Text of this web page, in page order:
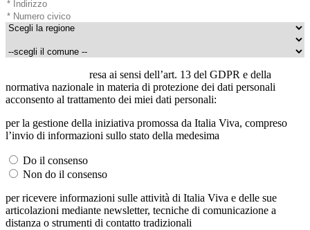
resa ai sensi dell’art. 13 del GDPR e della
normativa nazionale in materia di protezione dei dati personali
acconsento al trattamento dei miei dati personali:
per la gestione della iniziativa promossa da Italia Viva, compreso
l’invio di informazioni sullo stato della medesima
Do il consenso
Non do il consenso
per ricevere informazioni sulle attività di Italia Viva e delle sue
articolazioni mediante newsletter, tecniche di comunicazione a
distanza o strumenti di contatto tradizionali